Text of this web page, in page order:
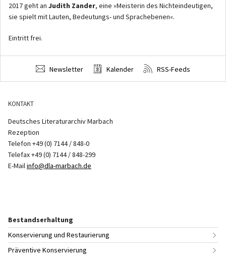
2017 geht an Judith Zander, eine »Meisterin des Nichteindeutigen,
sie spielt mit Lauten, Bedeutungs- und Sprachebenen«.
Eintritt frei.
Newsletter Kalender RSS-Feeds
KONTAKT
Deutsches Literaturarchiv Marbach
Rezeption
Telefon +49 (0) 7144 / 848-0
Telefax +49 (0) 7144 / 848-299
E-Mailinfo@dla-marbach.de
Bestandserhaltung
Konservierung und Restaurierung
Präventive Konservierung